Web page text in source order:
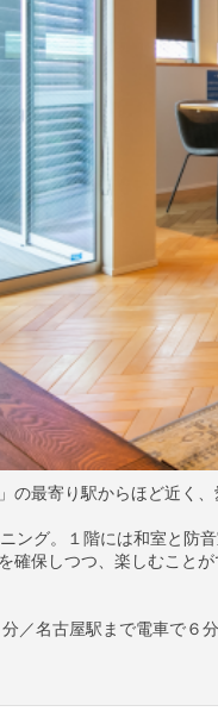
の最寄り駅からほど近く
ング。１階には和室と防
確保しつつ、楽しむことが
／名古屋駅まで電車で６分